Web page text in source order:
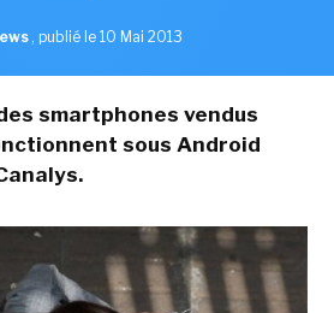
, publié le 10 Mai 2013
smartphones vendus
sous Android